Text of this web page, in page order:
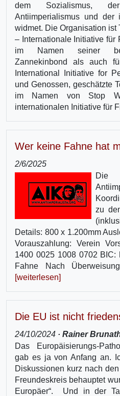
dem Sozialismus,
Antiimperialismus und der
widmet. Die Organisation ist
– Internationale Initiative für
im Namen seiner
Zannekinbond als auch
International Initiative for
und Genossen, geschätzte
im Namen von Stop
internationalen Initiative für
Wer keine Fahne hat
2/6/2025
zu
Details: 800 x 1.200mm
Vorauszahlung: Verein
1400 0025 1008 0702 BIC:
Fahne Nach
[weiterlesen]
Die EU ist nicht
24/10/2024 · Rainer
Das Europäisierungs-
gab es ja von Anfang an.
Diskussionen kurz nach
Freundeskreis behauptet
Europäer“. Und in der